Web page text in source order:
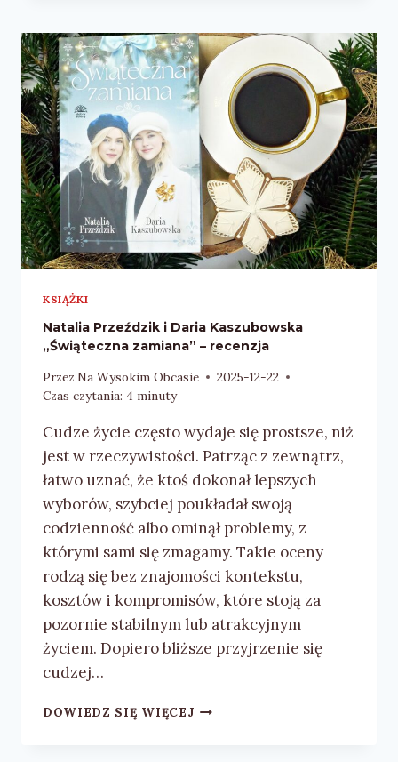
RUINACH”
–
RECENZJA
KSIĄŻKI
Natalia Przeździk i Daria Kaszubowska
„Świąteczna zamiana” – recenzja
Przez Na Wysokim Obcasie
2025-12-22
Czas czytania: 4 minuty
Cudze życie często wydaje się prostsze, niż
jest w rzeczywistości. Patrząc z zewnątrz,
łatwo uznać, że ktoś dokonał lepszych
wyborów, szybciej poukładał swoją
codzienność albo ominął problemy, z
którymi sami się zmagamy. Takie oceny
rodzą się bez znajomości kontekstu,
kosztów i kompromisów, które stoją za
pozornie stabilnym lub atrakcyjnym
życiem. Dopiero bliższe przyjrzenie się
cudzej…
DOWIEDZ SIĘ WIĘCEJNATALIA